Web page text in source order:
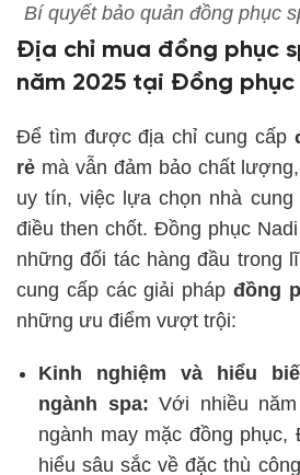
Bí quyết bảo quản đồng phục
Địa chỉ mua đồng phục
năm 2025 tại Đồng phục
Để tìm được địa chỉ cung cấp
rẻ mà vẫn đảm bảo chất
uy tín, việc lựa chọn nhà
điều then chốt. Đồng phục
những đối tác hàng đầu trong
cung cấp các giải pháp đồng
những ưu điểm vượt trội:
Kinh nghiệm và hiểu
ngành spa: Với nhiều
ngành may mặc đồng phục,
hiểu sâu sắc về đặc thù